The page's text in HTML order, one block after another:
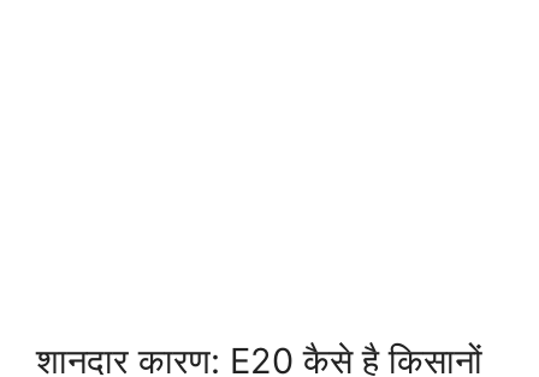
शानदार कारण: E20 कैसे है किसानों